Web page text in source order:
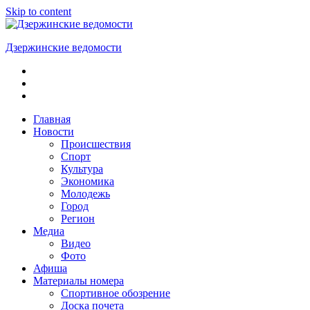
Skip to content
Дзержинские ведомости
ОБЩЕСТВЕННО-
ПОЛИТИЧЕСКАЯ
ГАЗЕТАГлавная
Новости
Происшествия
Спорт
Культура
Экономика
Молодежь
Город
Регион
Медиа
Видео
Фото
Афиша
Материалы номера
Спортивное обозрение
Доска почета